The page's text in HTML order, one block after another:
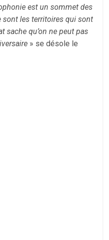
est un sommet des
sont les territoires qui sont
sache qu’on ne peut pas
» se désole le